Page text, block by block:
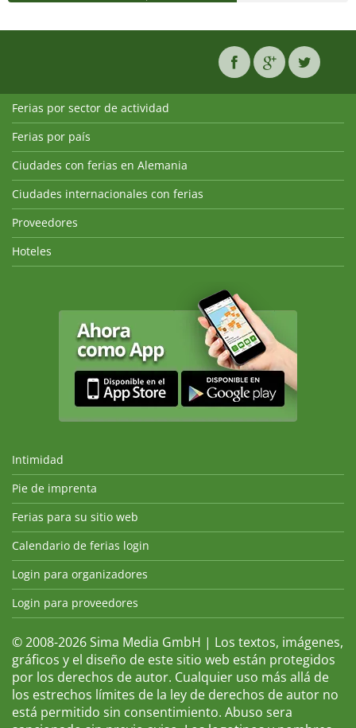
Ferias por sector de actividad
Ferias por país
Ciudades con ferias en Alemania
Ciudades internacionales con ferias
Proveedores
Hoteles
Intimidad
Pie de imprenta
Ferias para su sitio web
Calendario de ferias login
Login para organizadores
Login para proveedores
© 2008-2026 Sima Media GmbH | Los textos, imágenes,
gráficos y el diseño de este sitio web están protegidos
por los derechos de autor. Cualquier uso más allá de
los estrechos límites de la ley de derechos de autor no
está permitido sin consentimiento. Abuso sera